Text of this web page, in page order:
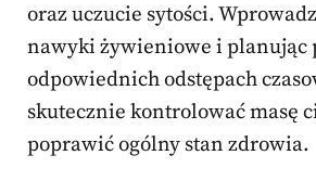
oraz uczucie sytości.
nawyki żywieniowe i planując
odpowiednich odstępach
skutecznie kontrolować masę
poprawić ogólny stan zdrowia.